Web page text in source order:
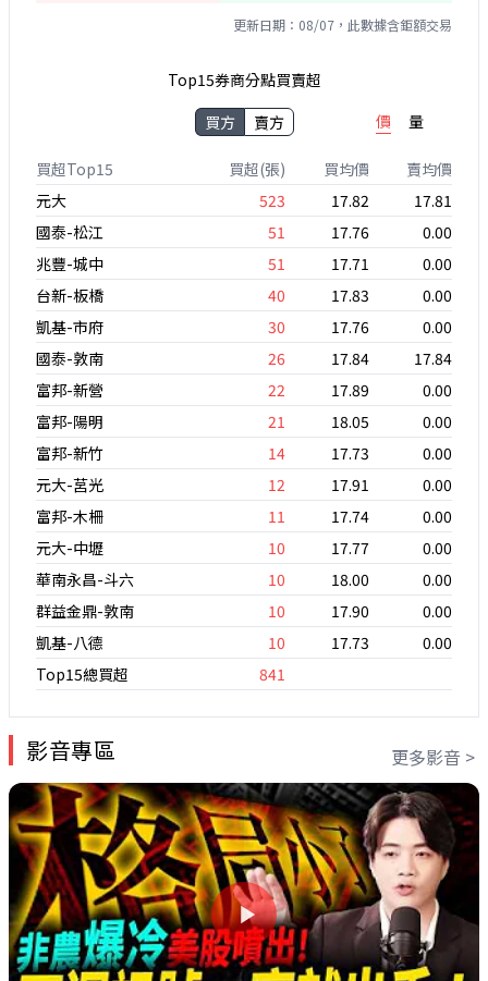
更新日期：08/07，此數據含鉅額交易
Top15券商分點買賣超
買方
賣方 價 量
買超Top15 買超(張) 買均價
賣均價
元大
523 17.82
17.81
國泰-松江
51 17.76
0.00
兆豐-城中
51 17.71
0.00
台新-板橋
40 17.83
0.00
凱基-市府
30 17.76
0.00
國泰-敦南
26 17.84
17.84
富邦-新營
22 17.89
0.00
富邦-陽明
21 18.05
0.00
富邦-新竹
14 17.73
0.00
元大-莒光
12 17.91
0.00
富邦-木柵
11 17.74
0.00
元大-中壢
10 17.77
0.00
華南永昌-斗六
10 18.00
0.00
群益金鼎-敦南
10 17.90
0.00
凱基-八德
10 17.73
0.00
Top15總買超
841
影音專區 更多影音 >